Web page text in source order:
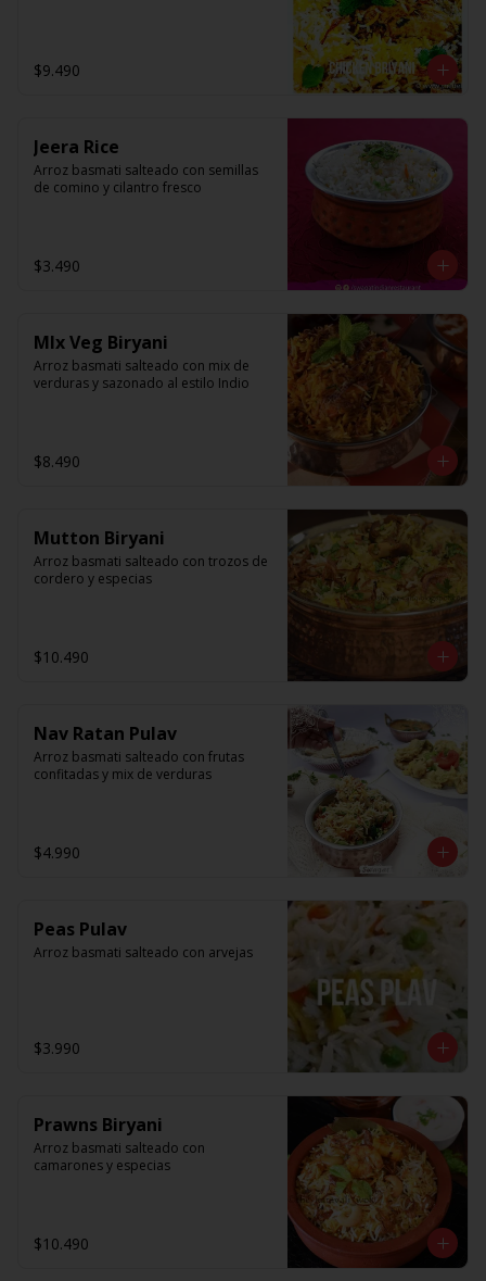
$9.490
Jeera Rice
Arroz basmati salteado con semillas
de comino y cilantro fresco
$3.490
MIx Veg Biryani
Arroz basmati salteado con mix de
verduras y sazonado al estilo Indio
$8.490
Mutton Biryani
Arroz basmati salteado con trozos de
cordero y especias
$10.490
Nav Ratan Pulav
Arroz basmati salteado con frutas
confitadas y mix de verduras
$4.990
Peas Pulav
Arroz basmati salteado con arvejas
$3.990
Prawns Biryani
Arroz basmati salteado con
camarones y especias
$10.490